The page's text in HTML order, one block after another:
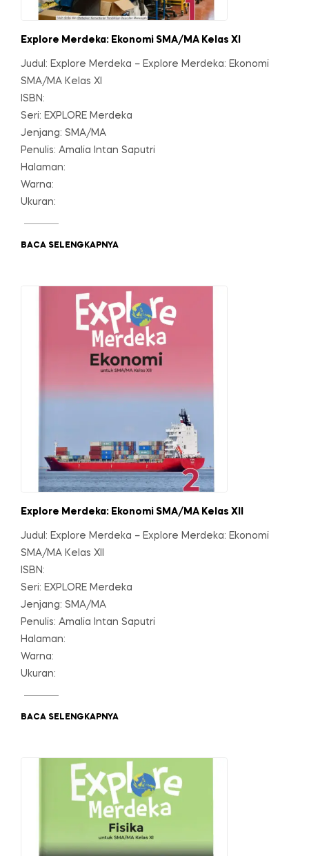
Explore Merdeka: Ekonomi SMA/MA Kelas XI
Judul: Explore Merdeka – Explore Merdeka: Ekonomi
SMA/MA Kelas XI
ISBN:
Seri: EXPLORE Merdeka
Jenjang: SMA/MA
Penulis: Amalia Intan Saputri
Halaman:
Warna:
Ukuran:
BACA SELENGKAPNYA
Explore Merdeka: Ekonomi SMA/MA Kelas XII
Judul: Explore Merdeka – Explore Merdeka: Ekonomi
SMA/MA Kelas XII
ISBN:
Seri: EXPLORE Merdeka
Jenjang: SMA/MA
Penulis: Amalia Intan Saputri
Halaman:
Warna:
Ukuran:
BACA SELENGKAPNYA